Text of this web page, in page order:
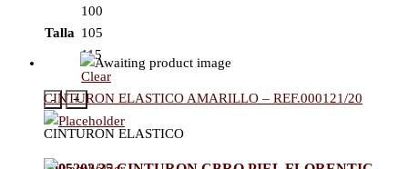
Talla
100
105
115
Clear
- +
CINTURON ELASTICO AMARILLO – REF.000121/20
CINTURON ELASTICO